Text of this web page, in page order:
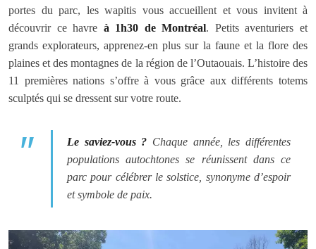
portes du parc, les wapitis vous accueillent et vous invitent à
découvrir ce havre à 1h30 de Montréal. Petits aventuriers et
grands explorateurs, apprenez-en plus sur la faune et la flore des
plaines et des montagnes de la région de l’Outaouais. L’histoire des
11 premières nations s’offre à vous grâce aux différents totems
sculptés qui se dressent sur votre route.
Le saviez-vous ? Chaque année, les différentes
populations autochtones se réunissent dans ce
parc pour célébrer le solstice, synonyme d’espoir
et symbole de paix.